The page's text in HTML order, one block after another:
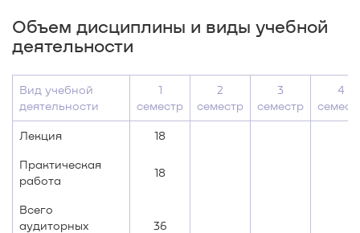
Объем дисциплины и виды учебной
деятельности
Вид учебной
деятельности
1
семестр
2
семестр
3
семестр
4
Лекция 18
Практическая
работа
18
Всего
аудиторных
36